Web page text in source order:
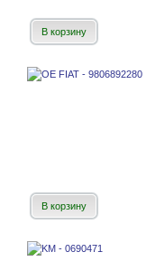
В корзину
В корзину